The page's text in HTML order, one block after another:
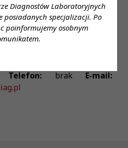
Diagnostów Laboratoryjnych
posiadanych specjalizacji. Po
poinformujemy osobnym
gwarantowane
Forma zatrudnienia:
Wymiar czasu pracy:
Laboratoryjny
Telefon: brak E-mail: